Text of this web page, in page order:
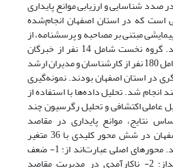
صدد شناسایی و ارزیابی موانع پایداری
که در استان اصفهان انجام‌شده
مبتنی بر مصاحبه و پرسشنامه، از
دو گروه خبره نظرخواهی شد. گروه نخست شامل 14 نفر از خبرگان
دانشگاهی و گروه دوم نیز، شامل 180 نفر از کارشناسان و مدیران ارشد
در استان اصفهان بودند. نمونه‌گیری
شد. تحلیل داده‌ها با استفاده از
عاملی اکتشافی و تحلیل رگرسیون چند
نتایج، موانع پایداری در مقاصد
گردشگری ورزشی استان اصفهان در شش محور کلیدی با 36 متغیر
شناسایی و دسته‌بندی شدند. محورهای اصلی عبارت‌اند از: 1- ضعف
در سیاست‌گذاری و چشم‌انداز؛ 2- ناکارآمدی در مدیریت مقاصد